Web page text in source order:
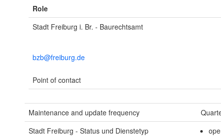
Role
Stadt Freiburg i. Br. - Baurechtsamt
bzb@freiburg.de
Point of contact
Maintenance and update frequency
Stadt Freiburg - Status und Dienstetyp